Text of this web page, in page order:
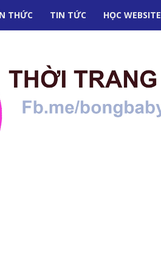
THỨC TIN TỨC HỌC WEBSITE